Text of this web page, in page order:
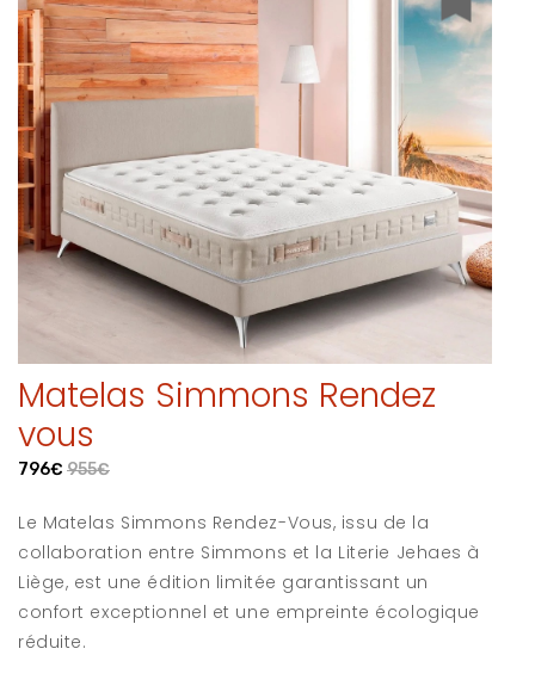
Matelas Simmons Rendez
vous
796€ 955€
Le Matelas Simmons Rendez-Vous, issu de la
collaboration entre Simmons et la Literie Jehaes à
Liège, est une édition limitée garantissant un
confort exceptionnel et une empreinte écologique
réduite.